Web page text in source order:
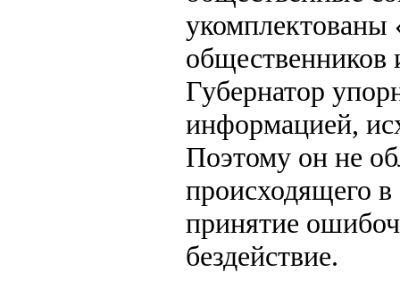
общественников
Губернатор
информацией,
Поэтому он не
происходящего
принятие
бездействие.